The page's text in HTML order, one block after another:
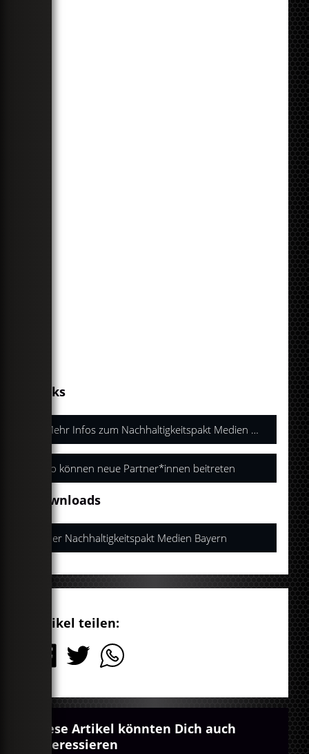
Links
Mehr Infos zum Nachhaltigkeitspakt Medien Bayern
So können neue Partner*innen beitreten
Downloads
Der Nachhaltigkeitspakt Medien Bayern
Artikel teilen:
Diese Artikel könnten Dich auch
interessieren